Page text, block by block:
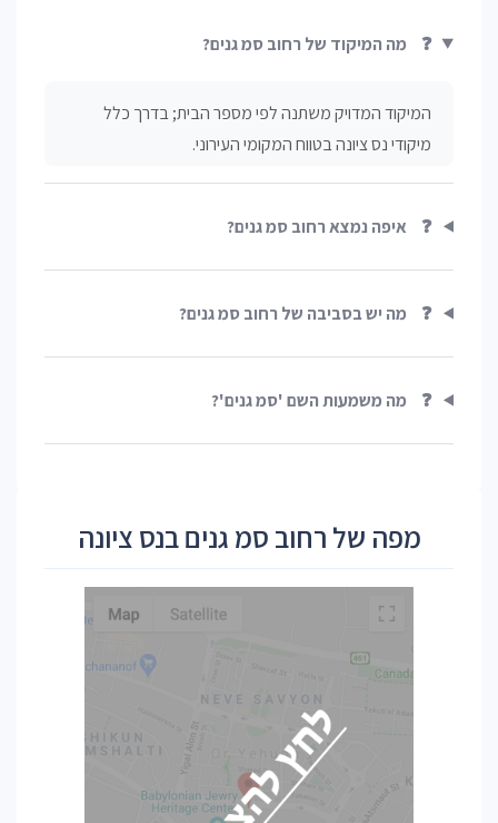
❓ מה המיקוד של רחוב סמ גנים?
המיקוד המדויק משתנה לפי מספר הבית; בדרך כלל
מיקודי נס ציונה בטווח המקומי העירוני.
❓ איפה נמצא רחוב סמ גנים?
❓ מה יש בסביבה של רחוב סמ גנים?
❓ מה משמעות השם 'סמ גנים'?
מפה של רחוב סמ גנים בנס ציונה